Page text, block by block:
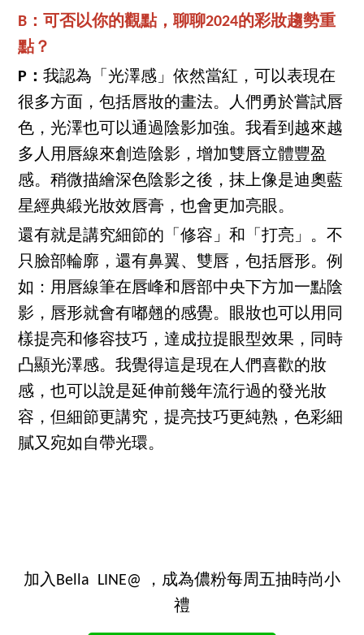
B：可否以你的觀點，聊聊2024的彩妝趨勢重
點？
P：我認為「光澤感」依然當紅，可以表現在
很多方面，包括唇妝的畫法。人們勇於嘗試唇
色，光澤也可以通過陰影加強。我看到越來越
多人用唇線來創造陰影，增加雙唇立體豐盈
感。稍微描繪深色陰影之後，抹上像是迪奧藍
星經典緞光妝效唇膏，也會更加亮眼。
還有就是講究細節的「修容」和「打亮」。不
只臉部輪廓，還有鼻翼、雙唇，包括唇形。例
如：用唇線筆在唇峰和唇部中央下方加一點陰
影，唇形就會有嘟翹的感覺。眼妝也可以用同
樣提亮和修容技巧，達成拉提眼型效果，同時
凸顯光澤感。我覺得這是現在人們喜歡的妝
感，也可以說是延伸前幾年流行過的發光妝
容，但細節更講究，提亮技巧更純熟，色彩細
膩又宛如自帶光環。
加入Bella LINE@ ，成為儂粉每周五抽時尚小
禮